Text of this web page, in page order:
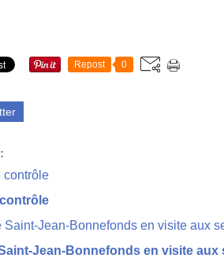
Repost 0
Jean-Bonnefonds en visite aux